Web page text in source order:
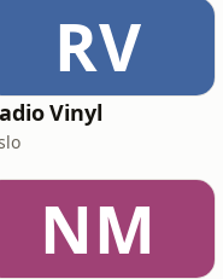
RV
Vinyl
NM